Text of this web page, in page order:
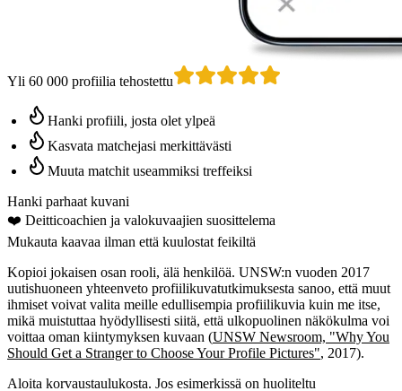
Yli 60 000 profiilia tehostettu
Hanki profiili, josta olet ylpeä
Kasvata matchejasi merkittävästi
Muuta matchit useammiksi treffeiksi
Hanki parhaat kuvani
❤️ Deitticoachien ja valokuvaajien suosittelema
Mukauta kaavaa ilman että kuulostat feikiltä
Kopioi jokaisen osan rooli, älä henkilöä. UNSW:n vuoden 2017
uutishuoneen yhteenveto profiilikuvatutkimuksesta sanoo, että muut
ihmiset voivat valita meille edullisempia profiilikuvia kuin me itse,
mikä muistuttaa hyödyllisesti siitä, että ulkopuolinen näkökulma voi
voittaa oman kiintymyksen kuvaan (UNSW Newsroom, "Why You
Should Get a Stranger to Choose Your Profile Pictures", 2017).
Aloita korvaustaulukosta. Jos esimerkissä on huoliteltu